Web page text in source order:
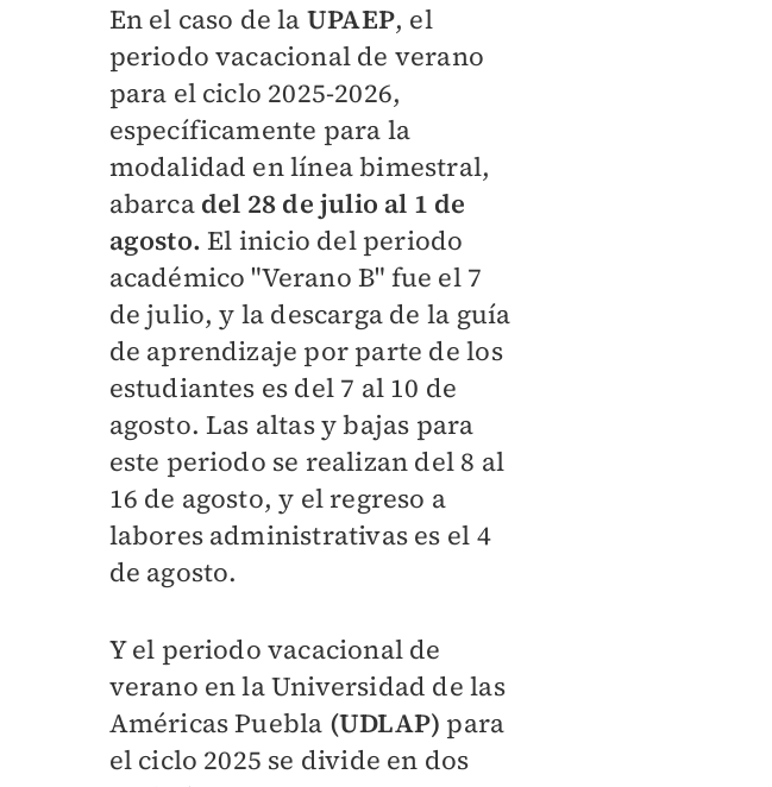
En el caso de la UPAEP, el
periodo vacacional de verano
para el ciclo 2025-2026,
específicamente para la
modalidad en línea bimestral,
abarcadel 28 de julio al 1 de
agosto. El inicio del periodo
académico "Verano B" fue el 7
de julio, y la descarga de la guía
de aprendizaje por parte de los
estudiantes es del 7 al 10 de
agosto. Las altas y bajas para
este periodo se realizan del 8 al
16 de agosto, y el regreso a
labores administrativas es el 4
de agosto.
Y el periodo vacacional de
verano en la Universidad de las
Américas Puebla (UDLAP) para
el ciclo 2025 se divide en dos